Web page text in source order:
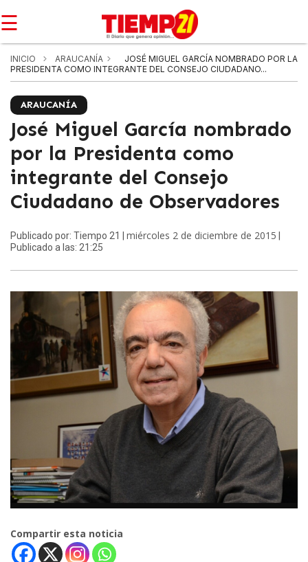
☰
INICIO ARAUCANÍA
JOSÉ MIGUEL GARCÍA NOMBRADO POR LA
PRESIDENTA COMO INTEGRANTE DEL CONSEJO CIUDADANO...
ARAUCANÍA
José Miguel García nombrado
por la Presidenta como
integrante del Consejo
Ciudadano de Observadores
Publicado por: Tiempo 21 | miércoles 2 de diciembre de 2015
Publicado a las: 21:25
Compartir esta noticia